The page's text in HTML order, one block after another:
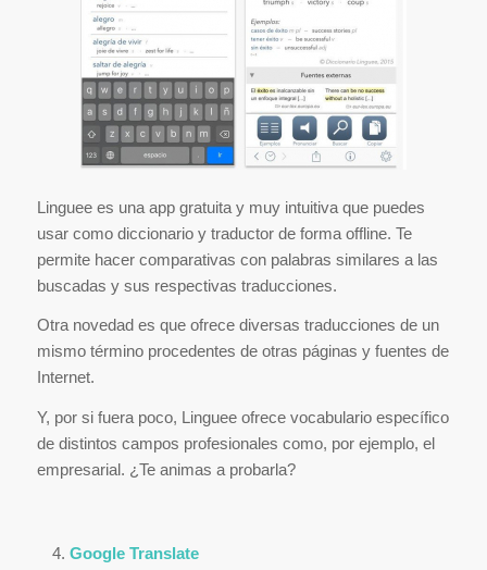
Linguee es una app gratuita y muy intuitiva que puedes
usar como diccionario y traductor de forma offline. Te
permite hacer comparativas con palabras similares a las
buscadas y sus respectivas traducciones.
Otra novedad es que ofrece diversas traducciones de un
mismo término procedentes de otras páginas y fuentes de
Internet.
Y, por si fuera poco, Linguee ofrece vocabulario específico
de distintos campos profesionales como, por ejemplo, el
empresarial. ¿Te animas a probarla?
Google Translate